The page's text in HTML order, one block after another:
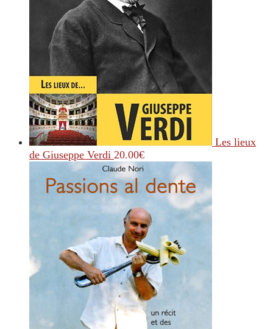
Les lieux
de Giuseppe Verdi 20.00€